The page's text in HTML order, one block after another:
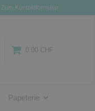
Zum Kontaktformular
0.00 CHF
Papeterie